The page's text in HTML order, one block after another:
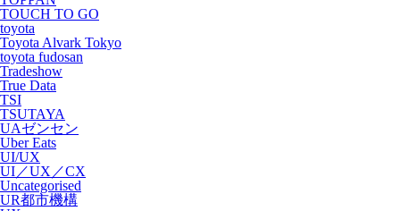
TOUCH TO GO
toyota
Toyota Alvark Tokyo
toyota fudosan
Tradeshow
True Data
TSI
TSUTAYA
UAゼンセン
Uber Eats
UI/UX
UI／UX／CX
Uncategorised
UR都市機構